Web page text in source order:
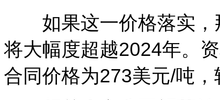
如果这一价格落实，
将大幅度超越2024年。
合同价格为273美元/吨